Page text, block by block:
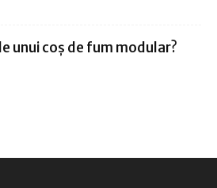
unui coș de fum modular?